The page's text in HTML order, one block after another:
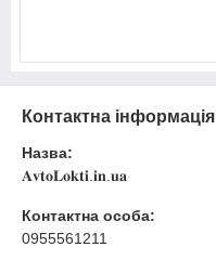
Контактна інформація
Назва:
𝐀𝐯𝐭𝐨𝐋𝐨𝐤𝐭𝐢.𝐢𝐧.𝐮𝐚
Контактна особа:
0955561211